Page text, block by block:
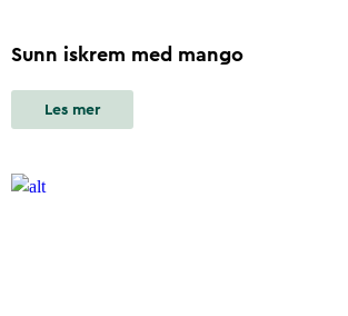
Sunn iskrem med mango
Les mer